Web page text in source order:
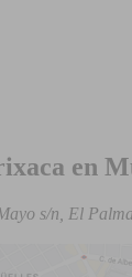
en
s/n, El